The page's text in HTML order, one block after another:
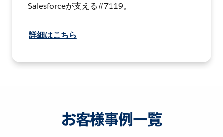
Salesforceが支える#7119。
詳細はこちら
お客様事例一覧